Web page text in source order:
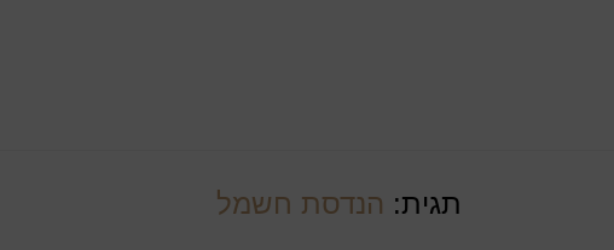
תגית: הנדסת חשמל